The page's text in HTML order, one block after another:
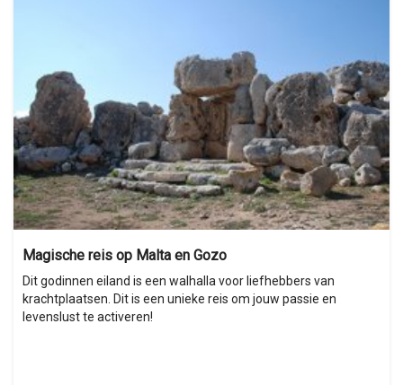
Magische reis op Malta en Gozo
Dit godinnen eiland is een walhalla voor liefhebbers van
krachtplaatsen. Dit is een unieke reis om jouw passie en
levenslust te activeren!